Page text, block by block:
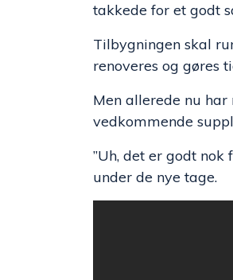
takkede for et godt
Tilbygningen skal
renoveres og gøres
Men allerede nu
vedkommende
”Uh, det er godt
under de nye tage.